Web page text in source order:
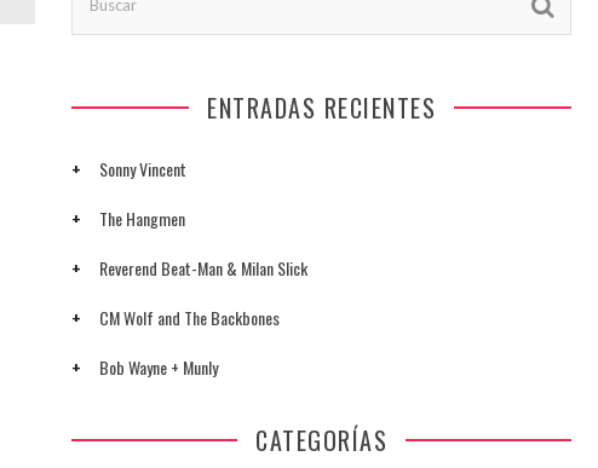
ENTRADAS RECIENTES
Sonny Vincent
The Hangmen
Reverend Beat-Man & Milan Slick
CM Wolf and The Backbones
Bob Wayne + Munly
CATEGORÍAS